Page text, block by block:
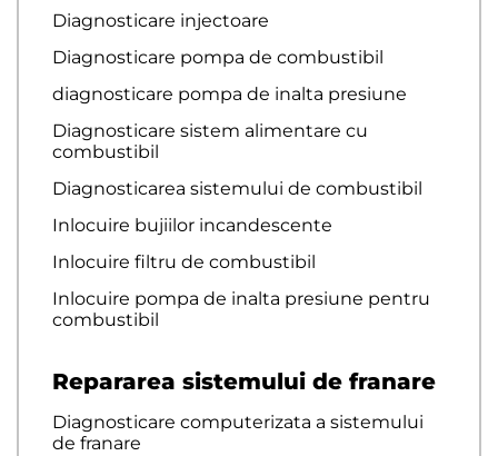
Diagnosticare injectoare
Diagnosticare pompa de combustibil
diagnosticare pompa de inalta presiune
Diagnosticare sistem alimentare cu
combustibil
Diagnosticarea sistemului de combustibil
Inlocuire bujiilor incandescente
Inlocuire filtru de combustibil
Inlocuire pompa de inalta presiune pentru
combustibil
Repararea sistemului de franare
Diagnosticare computerizata a sistemului
de franare